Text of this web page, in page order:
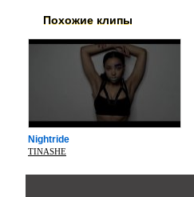
Похожие клипы
Nightride
TINASHE